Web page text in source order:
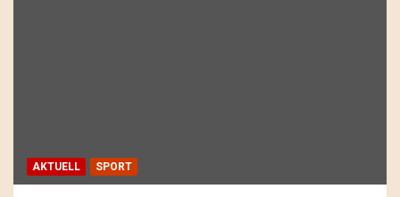
AKTUELL SPORT